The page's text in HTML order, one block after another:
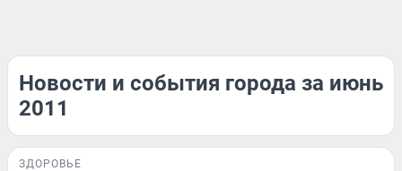
Новости и события города за июнь
2011
ЗДОРОВЬЕ